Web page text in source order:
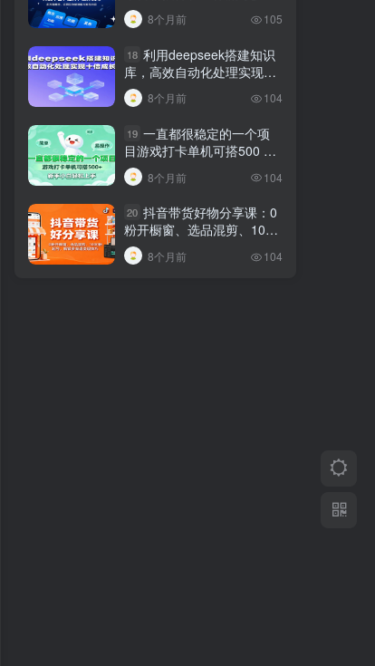
面概念、应用及功能讲解与
发布内容
8个月前 105
18 利用deepseek搭建知识
库，高效自动化处理实现十
倍成长！
8个月前 104
19 一直都很稳定的一个项
目游戏打卡单机可搭500 ，
新手小白轻松上手
8个月前 104
20 抖音带货好物分享课：0
粉开橱窗、选品混剪、1000
粉起号，解锁多渠道变现技
巧
8个月前 104